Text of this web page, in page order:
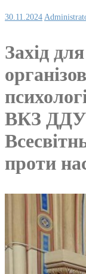
30.11.2024
Захід для
ВКЗ
проти